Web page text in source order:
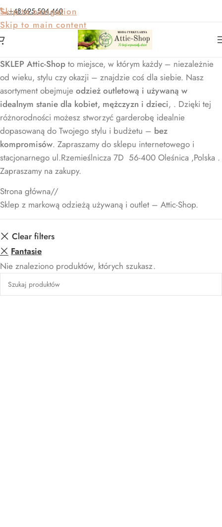
Skip to navigation
Skip to main content
+48 695 504 460
SKLEP Attic-Shop to miejsce, w którym każdy – niezależnie
od wieku, stylu czy okazji – znajdzie coś dla siebie. Nasz
asortyment obejmuje odzież outletową i używaną w
idealnym stanie dla kobiet, mężczyzn i dzieci, . Dzięki tej
różnorodności możesz stworzyć garderobę idealnie
dopasowaną do Twojego stylu i budżetu – bez
kompromisów. Zapraszamy do sklepu internetowego i
stacjonarnego ul.Rzemieślnicza 7D 56-400 Oleśnica ,Polska .
Zapraszamy na zakupy.
Strona główna/
Sklep z markową odzieżą używaną i outlet – Attic-Shop.
Clear filters
Fantasie
Nie znaleziono produktów, których szukasz.